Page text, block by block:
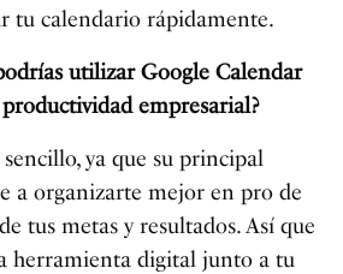
tu calendario rápidamente.
utilizar Google Calendar
empresarial?
ya que su principal
a organizarte mejor en pro de
tus metas y resultados. Así que
herramienta digital junto a tu